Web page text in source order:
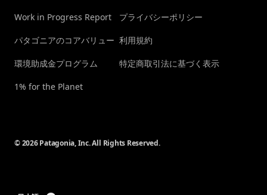
Work in Progress Report
パタゴニアのコアバリュー
環境助成金プログラム
1% for the Planet
プライバシーポリシー
利用規約
特定商取引法に基づく表示
© 2026 Patagonia, Inc. All Rights Reserved.